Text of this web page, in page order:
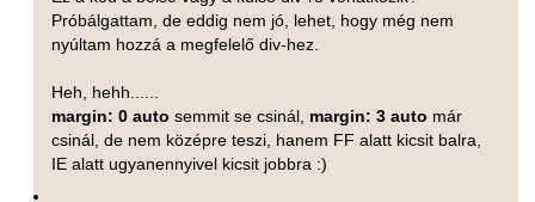
Próbálgattam, de eddig nem jó, lehet, hogy még nem
nyúltam hozzá a megfelelő div-hez.
Heh, hehh......
margin: 0 auto semmit se csinál, margin: 3 auto már
csinál, de nem középre teszi, hanem FF alatt kicsit balra,
IE alatt ugyanennyivel kicsit jobbra :)